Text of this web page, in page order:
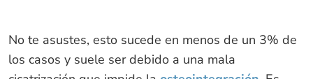
No te asustes, esto sucede en menos de un 3% de
los casos y suele ser debido a una mala